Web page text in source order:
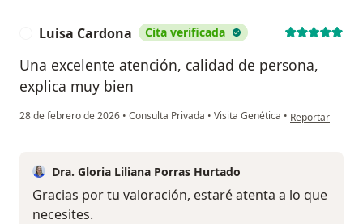
Luisa Cardona Cita verificada
Una excelente atención, calidad de persona,
explica muy bien
28 de febrero de 2026 • Consulta Privada • Visita Genética • en opinión del
Reportar
Dra. Gloria Liliana Porras Hurtado
Gracias por tu valoración, estaré atenta a lo que
necesites.